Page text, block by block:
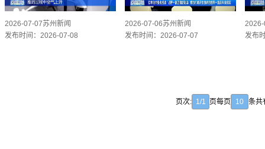
2026-07-07苏州新闻
发布时间：2026-07-08
2026-07-06苏州新闻
发布时间：2026-07-07
2026-
发布
页次: 1/1 页每页 10 条共